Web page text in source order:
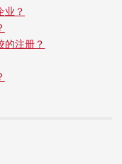
业？
的注册？